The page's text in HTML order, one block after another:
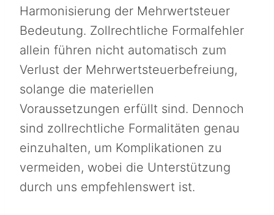
Harmonisierung der Mehrwertsteuer
Bedeutung. Zollrechtliche Formalfehler
allein führen nicht automatisch zum
Verlust der Mehrwertsteuerbefreiung,
solange die materiellen
Voraussetzungen erfüllt sind. Dennoch
sind zollrechtliche Formalitäten genau
einzuhalten, um Komplikationen zu
vermeiden, wobei die Unterstützung
durch uns empfehlenswert ist.